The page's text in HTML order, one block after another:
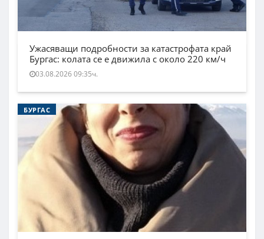
Ужасяващи подробности за катастрофата край
Бургас: колата се е движила с около 220 км/ч
03.08.2026 09:35ч.
БУРГАС